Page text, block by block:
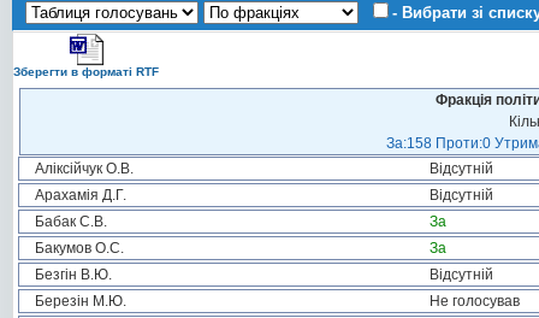
- Вибрати зі
Зберегти в форматі RTF
Фракція
За:158 Проти:0
Аліксійчук О.В.
Відсутній
Арахамія Д.Г.
Відсутній
Бабак С.В.
За
Бакумов О.С.
За
Безгін В.Ю.
Відсутній
Березін М.Ю.
Не голосував